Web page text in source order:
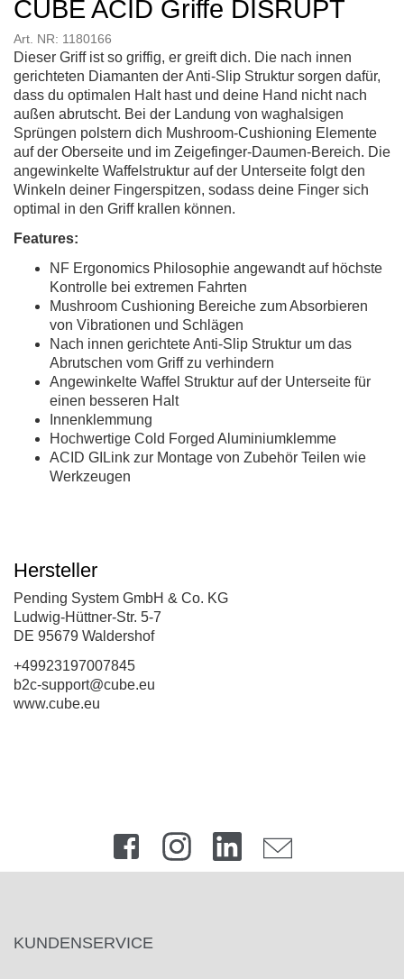
CUBE ACID Griffe DISRUPT
Art. NR: 1180166
Dieser Griff ist so griffig, er greift dich. Die nach innen
gerichteten Diamanten der Anti-Slip Struktur sorgen dafür,
dass du optimalen Halt hast und deine Hand nicht nach
außen abrutscht. Bei der Landung von waghalsigen
Sprüngen polstern dich Mushroom-Cushioning Elemente
auf der Oberseite und im Zeigefinger-Daumen-Bereich. Die
angewinkelte Waffelstruktur auf der Unterseite folgt den
Winkeln deiner Fingerspitzen, sodass deine Finger sich
optimal in den Griff krallen können.
Features:
NF Ergonomics Philosophie angewandt auf höchste
Kontrolle bei extremen Fahrten
Mushroom Cushioning Bereiche zum Absorbieren
von Vibrationen und Schlägen
Nach innen gerichtete Anti-Slip Struktur um das
Abrutschen vom Griff zu verhindern
Angewinkelte Waffel Struktur auf der Unterseite für
einen besseren Halt
Innenklemmung
Hochwertige Cold Forged Aluminiumklemme
ACID GILink zur Montage von Zubehör Teilen wie
Werkzeugen
Hersteller
Pending System GmbH & Co. KG
Ludwig-Hüttner-Str. 5-7
DE 95679 Waldershof
+49923197007845
b2c-support@cube.eu
www.cube.eu
KUNDENSERVICE